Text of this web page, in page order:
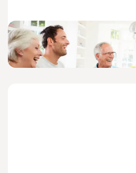
Essen und Trinken an
Lesezeit: 3 Minuten